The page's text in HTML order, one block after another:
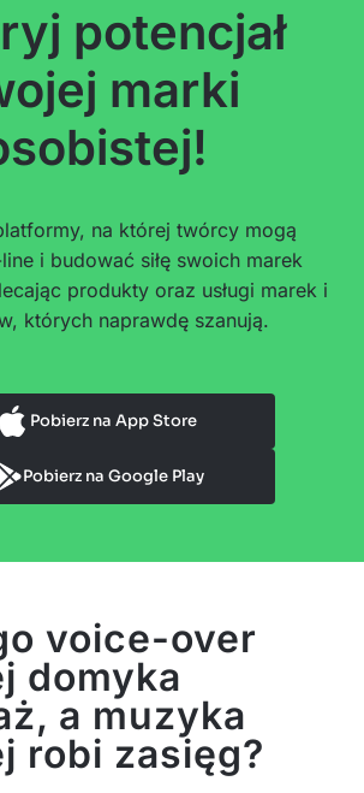
potencjał
marki
na której twórcy mogą
i budować siłę swoich marek
produkty oraz usługi marek i
których naprawdę szanują.
Pobierz na App Store
Pobierz na Google Play
voice-over
domyka
a muzyka
robi zasięg?